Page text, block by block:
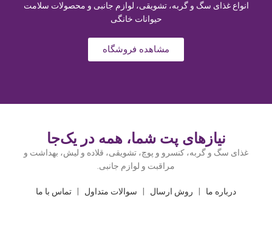
انواع غذای سگ و گربه، تشویقی، لوازم جانبی و محصولات سلامت
حیوانات خانگی
مشاهده فروشگاه
نیازهای پت شما، همه در یک‌جا
غذای سگ و گربه، کنسرو و پوچ، تشویقی، قلاده و لیش، بهداشت و
مراقبت و لوازم جانبی.
درباره ما روش ارسال سوالات متداول تماس با ما